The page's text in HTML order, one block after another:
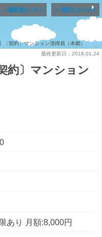
 最近見たバイト  保存したバイト
〔契約〕マンション清掃員（本郷）
最終更新日：2018.01.24
約〕マンション
あり 月額:8,000円